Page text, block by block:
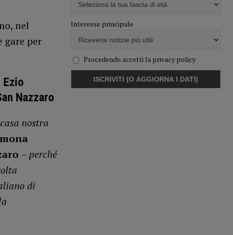
nel
gare per
Ezio
Nazzaro
nostra
– perché
di
Interesse principale
Procedendo accetti la privacy policy